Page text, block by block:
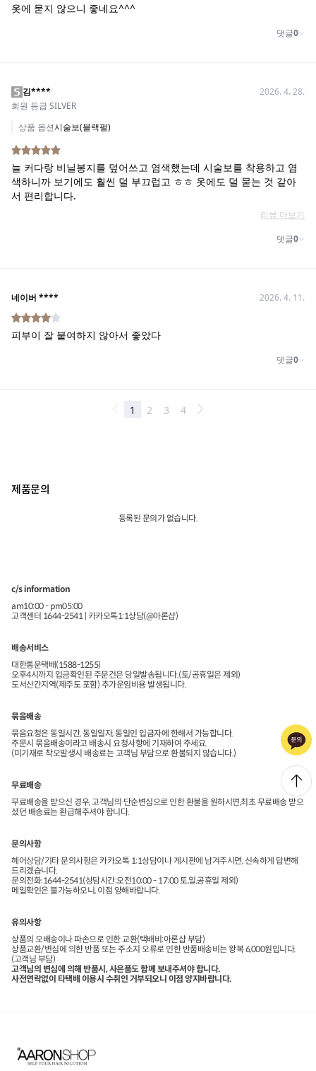
제품문의
등록된 문의가 없습니다.
c/s information
am10:00 - pm05:00
고객센터 1644-2541 | 카카오톡1:1상담(@아론샵)
배송서비스
대한통운택배(1588-1255)
오후4시까지 입금확인된 주문건은 당일발송됩니다.(토/공휴일은 제외)
도서산간지역(제주도 포함) 추가운임비용 발생됩니다.
묶음배송
묶음요청은 동일시간, 동일일자, 동일인 입금자에 한해서 가능합니다.
주문시 묶음배송이라고 배송시 요청사항에 기재하여 주세요.
(미기재로 착오발생시 배송료는 고객님 부담으로 환불되지 않습니다.)
무료배송
무료배송을 받으신 경우, 고객님의 단순변심으로 인한 환불을 원하시면,최초 무료배송 받으
셨던 배송료는 환급해주셔야 합니다.
문의사항
헤어상담/기타 문의사항은 카카오톡 1:1상담이나 게시판에 남겨주시면, 신속하게 답변해
드리겠습니다.
문의전화:1644-2541(상담시간:오전10:00 - 17:00 토,일,공휴일 제외)
메일확인은 불가능하오니, 이점 양해바랍니다.
유의사항
상품의 오배송이나 파손으로 인한 교환(택배비:아론샵 부담)
상품교환/변심에 의한 반품 또는 주소지 오류로 인한 반품배송비는 왕복 6,000원입니다.
(고객님 부담)
고객님의 변심에 의해 반품시, 사은품도 함께 보내주셔야 합니다.
사전연락없이 타택배 이용시 수취인 거부되오니 이점 양지바랍니다.